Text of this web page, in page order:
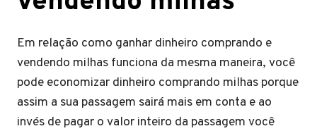
Em relação como ganhar dinheiro comprando e
vendendo milhas funciona da mesma maneira, você
pode economizar dinheiro comprando milhas porque
assim a sua passagem sairá mais em conta e ao
invés de pagar o valor inteiro da passagem você